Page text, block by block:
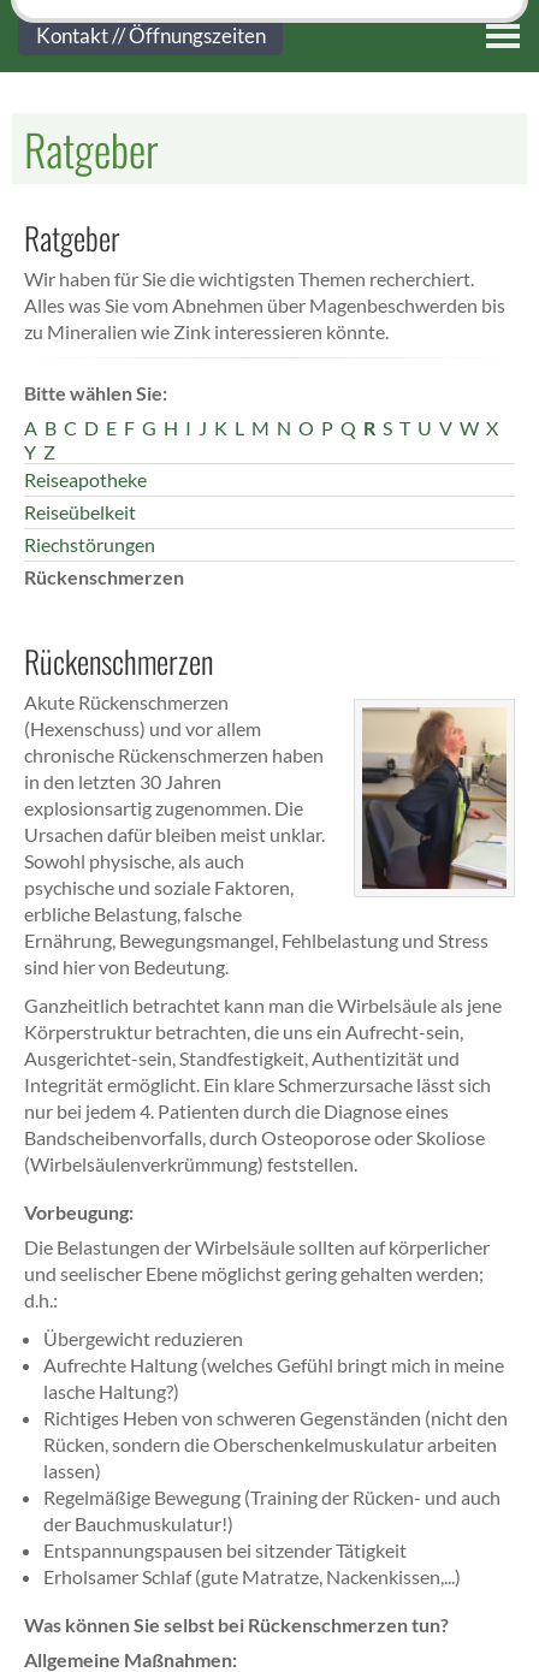
Kontakt
Ratgeber
Ratgeber
Wir haben für Sie die wichtigsten Themen recherchiert.
Alles was Sie vom Abnehmen über Magenbeschwerden bis
zu Mineralien wie Zink interessieren könnte.
Bitte wählen Sie:
A B C D E F G H I J K L M N O P Q R S T U V W X
Y Z
Reiseapotheke
Reiseübelkeit
Riechstörungen
Rückenschmerzen
Rückenschmerzen
Akute Rückenschmerzen
(Hexenschuss) und vor allem
chronische Rückenschmerzen haben
in den letzten 30 Jahren
explosionsartig zugenommen. Die
Ursachen dafür bleiben meist unklar.
Sowohl physische, als auch
psychische und soziale Faktoren,
erbliche Belastung, falsche
Ernährung, Bewegungsmangel, Fehlbelastung und Stress
sind hier von Bedeutung.
Ganzheitlich betrachtet kann man die Wirbelsäule als jene
Körperstruktur betrachten, die uns ein Aufrecht-sein,
Ausgerichtet-sein, Standfestigkeit, Authentizität und
Integrität ermöglicht. Ein klare Schmerzursache lässt sich
nur bei jedem 4. Patienten durch die Diagnose eines
Bandscheibenvorfalls, durch Osteoporose oder Skoliose
(Wirbelsäulenverkrümmung) feststellen.
Vorbeugung:
Die Belastungen der Wirbelsäule sollten auf körperlicher
und seelischer Ebene möglichst gering gehalten werden;
d.h.:
Übergewicht reduzieren
Aufrechte Haltung (welches Gefühl bringt mich in meine
lasche Haltung?)
Richtiges Heben von schweren Gegenständen (nicht den
Rücken, sondern die Oberschenkelmuskulatur arbeiten
lassen)
Regelmäßige Bewegung (Training der Rücken- und auch
der Bauchmuskulatur!)
Entspannungspausen bei sitzender Tätigkeit
Erholsamer Schlaf (gute Matratze, Nackenkissen,...)
Was können Sie selbst bei Rückenschmerzen tun?
Allgemeine Maßnahmen:
Kontakt // Öffnungszeiten